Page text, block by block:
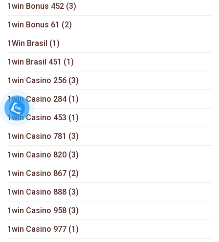
1win Bonus 452 (3)
1win Bonus 61 (2)
1Win Brasil (1)
1win Brasil 451 (1)
1win Casino 256 (3)
1win Casino 284 (1)
1win Casino 453 (1)
1win Casino 781 (3)
1win Casino 820 (3)
1win Casino 867 (2)
1win Casino 888 (3)
1win Casino 958 (3)
1win Casino 977 (1)